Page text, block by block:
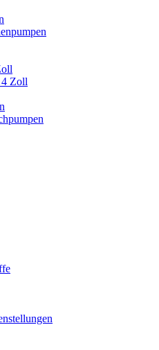
4 Zoll